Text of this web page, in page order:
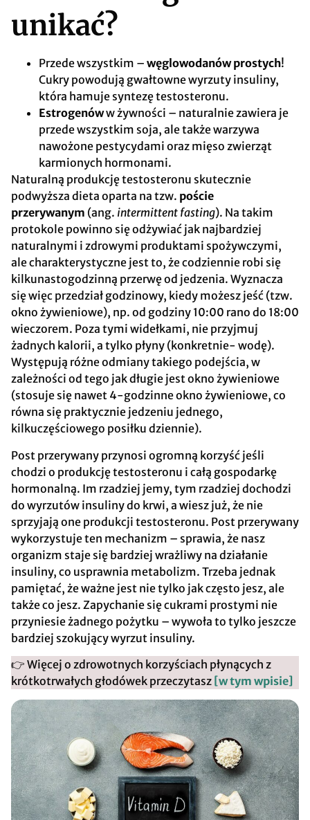
unikać?
Przede wszystkim – węglowodanów prostych!
Cukry powodują gwałtowne wyrzuty insuliny,
która hamuje syntezę testosteronu.
Estrogenóww żywności – naturalnie zawiera je
przede wszystkim soja, ale także warzywa
nawożone pestycydami oraz mięso zwierząt
karmionych hormonami.
Naturalną produkcję testosteronu skutecznie
podwyższa dieta oparta na tzw. poście
przerywanym (ang. intermittent fasting). Na takim
protokole powinno się odżywiać jak najbardziej
naturalnymi i zdrowymi produktami spożywczymi,
ale charakterystyczne jest to, że codziennie robi się
kilkunastogodzinną przerwę od jedzenia. Wyznacza
się więc przedział godzinowy, kiedy możesz jeść (tzw.
okno żywieniowe), np. od godziny 10:00 rano do 18:00
wieczorem. Poza tymi widełkami, nie przyjmuj
żadnych kalorii, a tylko płyny (konkretnie- wodę).
Występują różne odmiany takiego podejścia, w
zależności od tego jak długie jest okno żywieniowe
(stosuje się nawet 4-godzinne okno żywieniowe, co
równa się praktycznie jedzeniu jednego,
kilkuczęściowego posiłku dziennie).
Post przerywany przynosi ogromną korzyść jeśli
chodzi o produkcję testosteronu i całą gospodarkę
hormonalną. Im rzadziej jemy, tym rzadziej dochodzi
do wyrzutów insuliny do krwi, a wiesz już, że nie
sprzyjają one produkcji testosteronu. Post przerywany
wykorzystuje ten mechanizm – sprawia, że nasz
organizm staje się bardziej wrażliwy na działanie
insuliny, co usprawnia metabolizm. Trzeba jednak
pamiętać, że ważne jest nie tylko jak często jesz, ale
także co jesz. Zapychanie się cukrami prostymi nie
przyniesie żadnego pożytku – wywoła to tylko jeszcze
bardziej szokujący wyrzut insuliny.
👉 Więcej o zdrowotnych korzyściach płynących z
krótkotrwałych głodówek przeczytasz [w tym wpisie]